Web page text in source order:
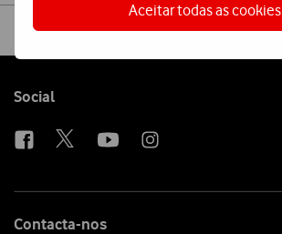
Aceitar todas as cookies
social
Follow
Social
Contacta-nos